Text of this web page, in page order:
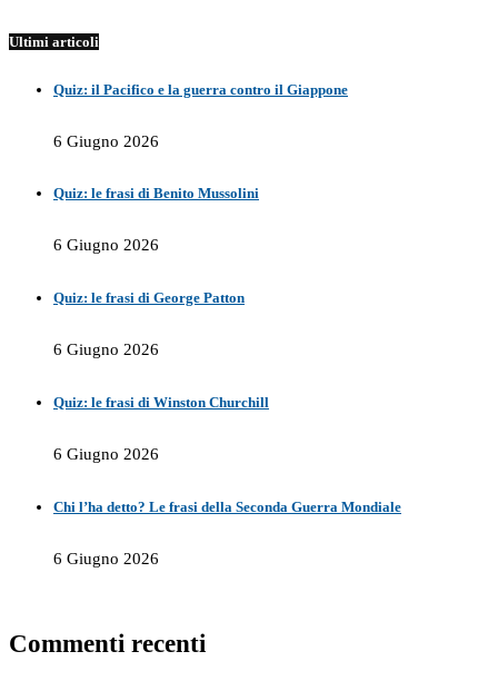
Ultimi articoli
Quiz: il Pacifico e la guerra contro il Giappone
6 Giugno 2026
Quiz: le frasi di Benito Mussolini
6 Giugno 2026
Quiz: le frasi di George Patton
6 Giugno 2026
Quiz: le frasi di Winston Churchill
6 Giugno 2026
Chi l’ha detto? Le frasi della Seconda Guerra Mondiale
6 Giugno 2026
Commenti recenti